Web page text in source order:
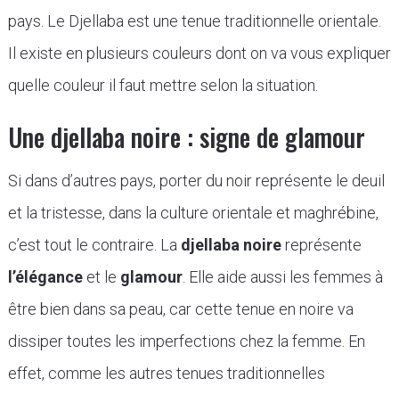
pays. Le Djellaba est une tenue traditionnelle orientale.
Il existe en plusieurs couleurs dont on va vous expliquer
quelle couleur il faut mettre selon la situation.
Une djellaba noire : signe de glamour
Si dans d’autres pays, porter du noir représente le deuil
et la tristesse, dans la culture orientale et maghrébine,
c’est tout le contraire. La djellaba noirereprésente
l’éléganceet le glamour. Elle aide aussi les femmes à
être bien dans sa peau, car cette tenue en noire va
dissiper toutes les imperfections chez la femme. En
effet, comme les autres tenues traditionnelles